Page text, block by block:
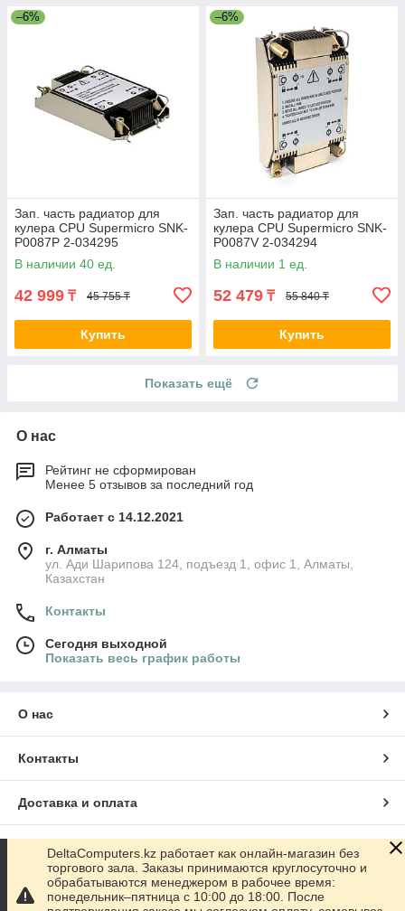
–6%
Зап. часть радиатор для
кулера CPU Supermicro SNK-
P0087P 2-034295
В наличии 40 ед.
42 999 ₸ 45 755 ₸
Купить
–6%
Зап. часть радиатор для
кулера CPU Supermicro SNK-
P0087V 2-034294
В наличии 1 ед.
52 479 ₸ 55 840 ₸
Купить
Показать ещё
О нас
Рейтинг не сформирован
Менее 5 отзывов за последний год
Работает с 14.12.2021
г. Алматы
ул. Ади Шарипова 124, подъезд 1, офис 1, Алматы,
Казахстан
Контакты
Сегодня выходной
Показать весь график работы
О нас
Контакты
Доставка и оплата
График работы
Полная версия сайта
DeltaComputers.kz работает как онлайн-магазин без
торгового зала. Заказы принимаются круглосуточно и
обрабатываются менеджером в рабочее время:
понедельник–пятница с 10:00 до 18:00. После